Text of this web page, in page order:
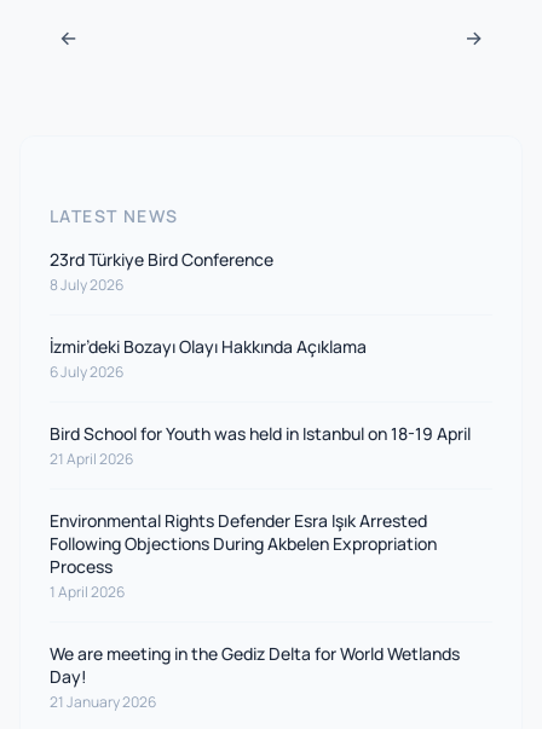
Post navigation
← →
LATEST NEWS
23rd Türkiye Bird Conference
8 July 2026
İzmir’deki Bozayı Olayı Hakkında Açıklama
6 July 2026
Bird School for Youth was held in Istanbul on 18-19 April
21 April 2026
Environmental Rights Defender Esra Işık Arrested
Following Objections During Akbelen Expropriation
Process
1 April 2026
We are meeting in the Gediz Delta for World Wetlands
Day!
21 January 2026